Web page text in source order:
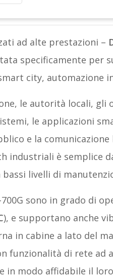
ad alte prestazioni –
specificamente per
city, automazione
le autorità locali,
le applicazioni
e la
industriali è semplice
livelli di
700G sono in grado di
), e supportano anche
in cabine a lato del
funzionalità di rete ad
in modo affidabile il